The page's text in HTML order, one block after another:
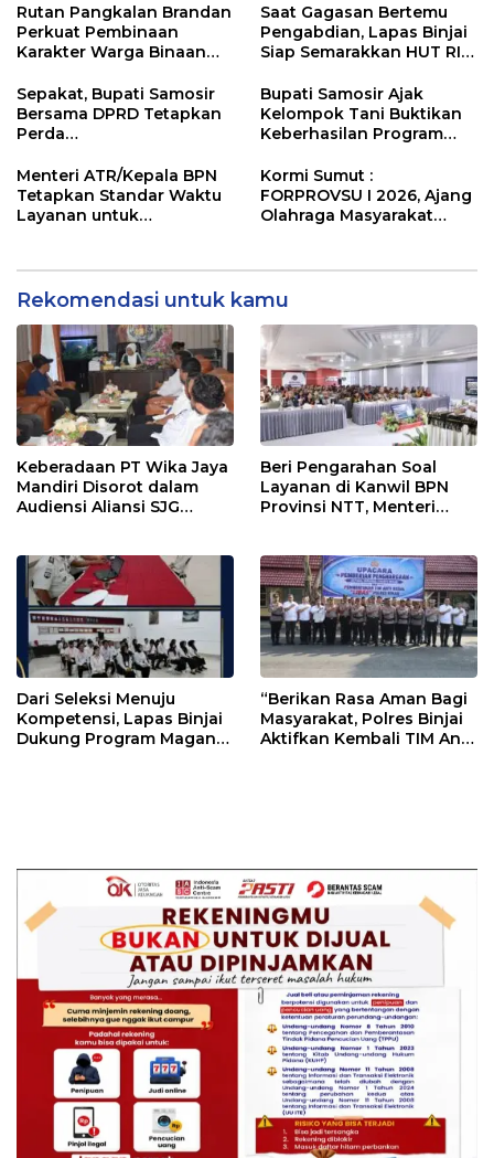
Rutan Pangkalan Brandan
Perkuat Pembinaan
Karakter Warga Binaan
Kebersihan
Saat Gagasan Bertemu
Pengabdian, Lapas Binjai
Siap Semarakkan HUT RI
Sepakat, Bupati Samosir
Bersama DPRD Tetapkan
Perda
APBD 2025 dan Perda
Pengelolaan Sampah
Bupati Samosir Ajak
Kelompok Tani Buktikan
Keberhasilan Program
5 Ton Bibit Kentang
Disalurkan
Menteri ATR/Kepala BPN
Tetapkan Standar Waktu
Layanan untuk
Kormi Sumut :
FORPROVSU I 2026, Ajang
Olahraga Masyarakat
October 2026
Rekomendasi untuk kamu
Keberadaan PT Wika Jaya
Mandiri Disorot dalam
Audiensi Aliansi SJG
Beri Pengarahan Soal
Layanan di Kanwil BPN
Provinsi NTT, Menteri
Dari Seleksi Menuju
Kompetensi, Lapas Binjai
Dukung Program Magang
“Berikan Rasa Aman Bagi
Masyarakat, Polres Binjai
Aktifkan Kembali TIM Anti